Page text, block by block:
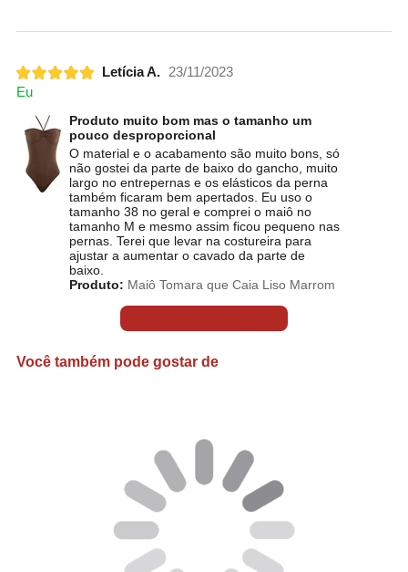
Letícia A. 23/11/2023
Eu
Produto muito bom mas o tamanho um
pouco desproporcional
O material e o acabamento são muito bons, só
não gostei da parte de baixo do gancho, muito
largo no entrepernas e os elásticos da perna
também ficaram bem apertados. Eu uso o
tamanho 38 no geral e comprei o maiô no
tamanho M e mesmo assim ficou pequeno nas
pernas. Terei que levar na costureira para
ajustar a aumentar o cavado da parte de
baixo.
Produto: Maiô Tomara que Caia Liso Marrom
Você também pode gostar de